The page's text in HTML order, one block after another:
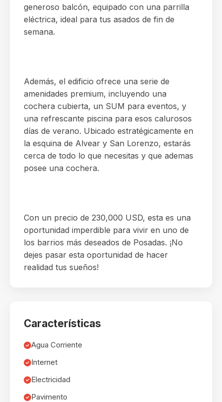
generoso balcón, equipado con una parrilla
eléctrica, ideal para tus asados de fin de
semana.
Además, el edificio ofrece una serie de
amenidades premium, incluyendo una
cochera cubierta, un SUM para eventos, y
una refrescante piscina para esos calurosos
días de verano. Ubicado estratégicamente en
la esquina de Alvear y San Lorenzo, estarás
cerca de todo lo que necesitas y que ademas
posee una cochera.
Con un precio de 230,000 USD, esta es una
oportunidad imperdible para vivir en uno de
los barrios más deseados de Posadas. ¡No
dejes pasar esta oportunidad de hacer
realidad tus sueños!
Características
Agua Corriente
Internet
Electricidad
Pavimento